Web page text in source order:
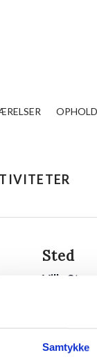
Samtykke
OPHOLD
Sted
Villa